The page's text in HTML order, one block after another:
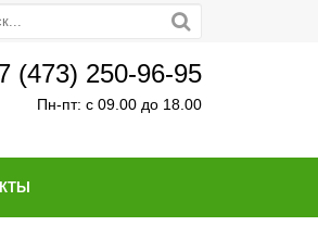
(473) 250-96-95
Пн-пт: с 09.00 до 18.00